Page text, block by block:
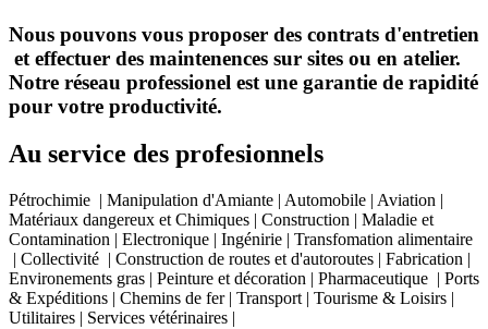
Nous pouvons vous proposer des contrats d'entretien
et effectuer des maintenences sur sites ou en atelier.
Notre réseau professionel est une garantie de rapidité
pour votre productivité.
Au service des profesionnels
Pétrochimie | Manipulation d'Amiante | Automobile | Aviation |
Matériaux dangereux et Chimiques | Construction | Maladie et
Contamination | Electronique | Ingénirie | Transfomation alimentaire
| Collectivité | Construction de routes et d'autoroutes | Fabrication |
Environements gras | Peinture et décoration | Pharmaceutique | Ports
& Expéditions | Chemins de fer | Transport | Tourisme & Loisirs |
Utilitaires | Services vétérinaires |